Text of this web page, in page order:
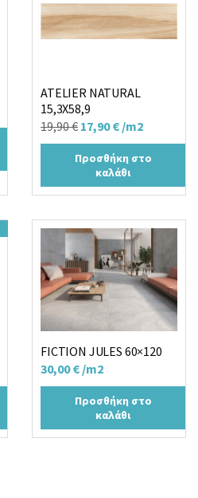
ATELIER NATURAL
15,3X58,9
19,90€ Original
price
was:
19,90 €.
17,90€Η
τρέχουσα
τιμή
είναι:
/m2
Προσθήκη στο
καλάθι
FICTION JULES 60×120
30,00€ /m2
Προσθήκη στο
καλάθι